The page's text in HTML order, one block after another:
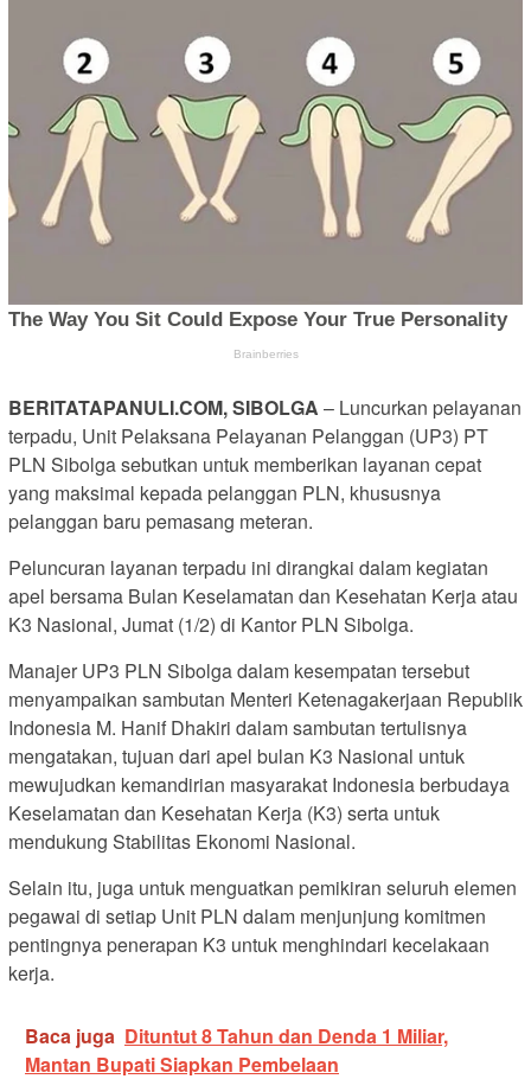
BERITATAPANULI.COM, SIBOLGA – Luncurkan pelayanan
terpadu, Unit Pelaksana Pelayanan Pelanggan (UP3) PT
PLN Sibolga sebutkan untuk memberikan layanan cepat
yang maksimal kepada pelanggan PLN, khususnya
pelanggan baru pemasang meteran.
Peluncuran layanan terpadu ini dirangkai dalam kegiatan
apel bersama Bulan Keselamatan dan Kesehatan Kerja atau
K3 Nasional, Jumat (1/2) di Kantor PLN Sibolga.
Manajer UP3 PLN Sibolga dalam kesempatan tersebut
menyampaikan sambutan Menteri Ketenagakerjaan Republik
Indonesia M. Hanif Dhakiri dalam sambutan tertulisnya
mengatakan, tujuan dari apel bulan K3 Nasional untuk
mewujudkan kemandirian masyarakat Indonesia berbudaya
Keselamatan dan Kesehatan Kerja (K3) serta untuk
mendukung Stabilitas Ekonomi Nasional.
Selain itu, juga untuk menguatkan pemikiran seluruh elemen
pegawai di setiap Unit PLN dalam menjunjung komitmen
pentingnya penerapan K3 untuk menghindari kecelakaan
kerja.
Baca juga Dituntut 8 Tahun dan Denda 1 Miliar,
Mantan Bupati Siapkan Pembelaan